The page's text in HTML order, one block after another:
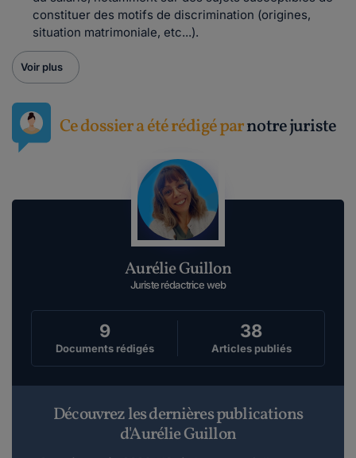
constituer des motifs de discrimination (origines,
situation matrimoniale, etc...).
Voir plus
Ce dossier a été rédigé parnotre juriste
Aurélie Guillon
Juriste rédactrice web
9
Documents rédigés
38
Articles publiés
Découvrez les dernières publications
d'Aurélie Guillon